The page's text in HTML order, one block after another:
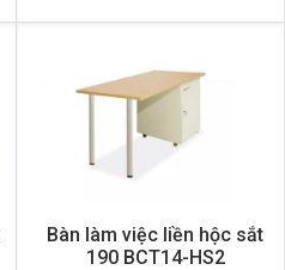
Bàn làm việc liền hộc sắt
190 BCT14-HS2